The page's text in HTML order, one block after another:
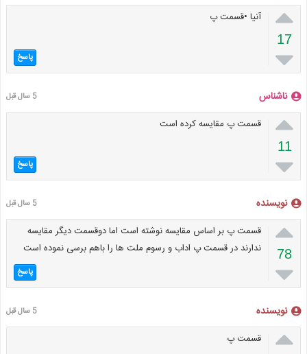

17

آنیا •قسمت پ
پاسخ
ناشناس 5 سال قبل

11

قسمت پ مقایسه کرده است
پاسخ
نویسنده 5 سال قبل

78

قسمت پ بر اساس مقایسه نوشته است اما دوقسمت دیگر مقایسه
ندارند در قسمت پ اداب و رسوم ملت ها را باهم برسی نموده است
پاسخ
نویسنده 5 سال قبل
 قسمت پ